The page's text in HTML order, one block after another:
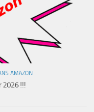
AMAZON
2026 !!!